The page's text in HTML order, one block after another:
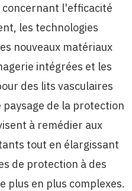
l'efficacité
les technologies
nouveaux matériaux
intégrées et les
des lits vasculaires
de la protection
à remédier aux
tout en élargissant
de protection à des
plus en plus complexes.